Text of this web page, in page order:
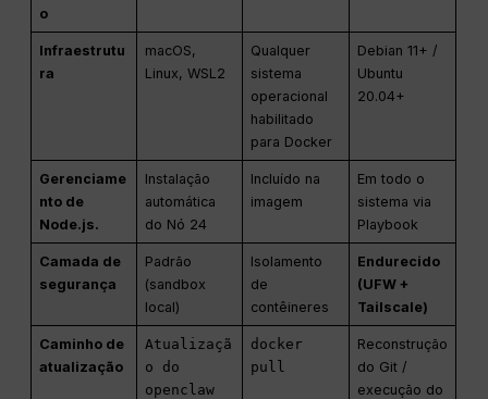
o
Infraestrutu
ra
macOS,
Linux, WSL2
Qualquer
sistema
operacional
habilitado
para Docker
Debian 11+ /
Ubuntu
20.04+
Gerenciame
nto de
Node.js.
Instalação
automática
do Nó 24
Incluído na
imagem
Em todo o
sistema via
Playbook
Camada de
segurança
Padrão
(sandbox
local)
Isolamento
de
contêineres
Endurecido
(UFW +
Tailscale)
Caminho de
atualização
Atualizaçã
o do
openclaw
docker
pull
Reconstrução
do Git /
execução do